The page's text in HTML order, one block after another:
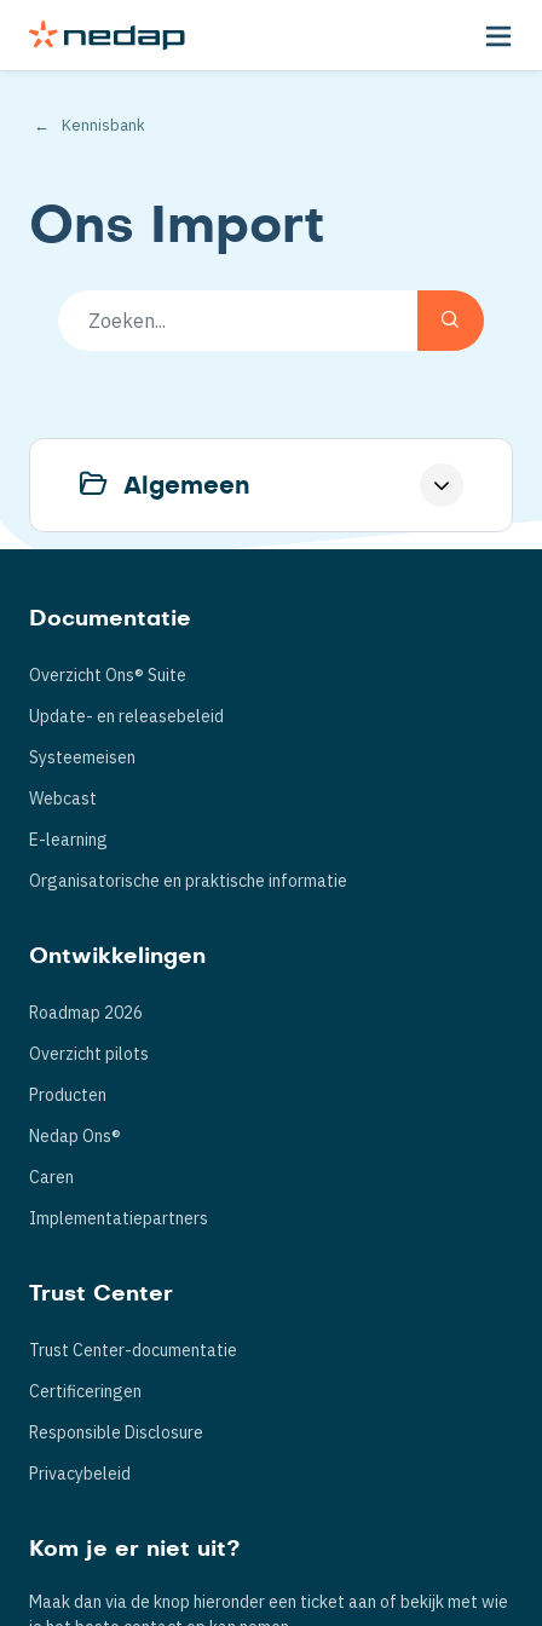
Kennisbank
Ons Import
Algemeen
Documentatie
Overzicht Ons® Suite
Update- en releasebeleid
Systeemeisen
Webcast
E-learning
Organisatorische en praktische informatie
Ontwikkelingen
Roadmap 2026
Overzicht pilots
Producten
Nedap Ons®
Caren
Implementatiepartners
Trust Center
Trust Center-documentatie
Certificeringen
Responsible Disclosure
Privacybeleid
Kom je er niet uit?
Maak dan via de knop hieronder een ticket aan of bekijk met wie